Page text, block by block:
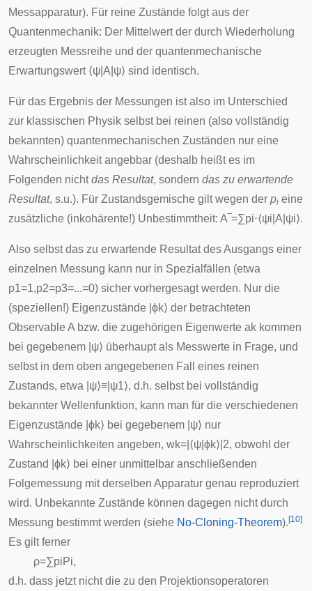
Messapparatur). Für reine Zustände folgt aus der
Quantenmechanik: Der Mittelwert der durch Wiederholung
erzeugten Messreihe und der quantenmechanische
Erwartungswert ⟨ψ A ψ⟩ sind identisch.
Für das Ergebnis der Messungen ist also im Unterschied
zur klassischen Physik selbst bei reinen (also vollständig
bekannten) quantenmechanischen Zuständen nur eine
Wahrscheinlichkeit angebbar (deshalb heißt es im
Folgenden nichtdas Resultat, sondern das zu erwartende
Resultat, s.u.). Für Zustandsgemische gilt wegen der pi eine
zusätzliche (inkohärente!) Unbestimmtheit: A =∑pi⋅⟨ψi A ψi⟩.
Also selbst das zu erwartende Resultat des Ausgangs einer
einzelnen Messung kann nur in Spezialfällen (etwa
p1=1,p2=p3=...=0) sicher vorhergesagt werden. Nur die
(speziellen!) Eigenzustände ϕk⟩ der betrachteten
Observable A bzw. die zugehörigen Eigenwerte ak kommen
bei gegebenem ψ⟩ überhaupt als Messwerte in Frage, und
selbst in dem oben angegebenen Fall eines reinen
Zustands, etwa ψ⟩≡ ψ1⟩, d.h. selbst bei vollständig
bekannter Wellenfunktion, kann man für die verschiedenen
Eigenzustände ϕk⟩ bei gegebenem ψ⟩ nur
Wahrscheinlichkeiten angeben, wk= ⟨ψ ϕk⟩ 2, obwohl der
Zustand ϕk⟩ bei einer unmittelbar anschließenden
Folgemessung mit derselben Apparatur genau reproduziert
wird. Unbekannte Zustände können dagegen nicht durch
Messung bestimmt werden (siehe No-Cloning-Theorem). [10]
Es gilt ferner
ρ=∑piPi,
d.h. dass jetzt nicht die zu den Projektionsoperatoren